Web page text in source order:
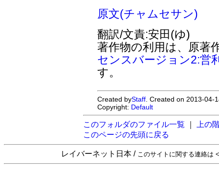
原文(チャムセサン)
翻訳/文責:安田(ゆ)
著作物の利用は、原著
センスバージョン2:営
す。
Created byStaff . Created on 2013-
Copyright: Default
このフォルダのファイル一覧
上の
このページの先頭に戻る
レイバーネット日本 / このサイトに関する連絡は